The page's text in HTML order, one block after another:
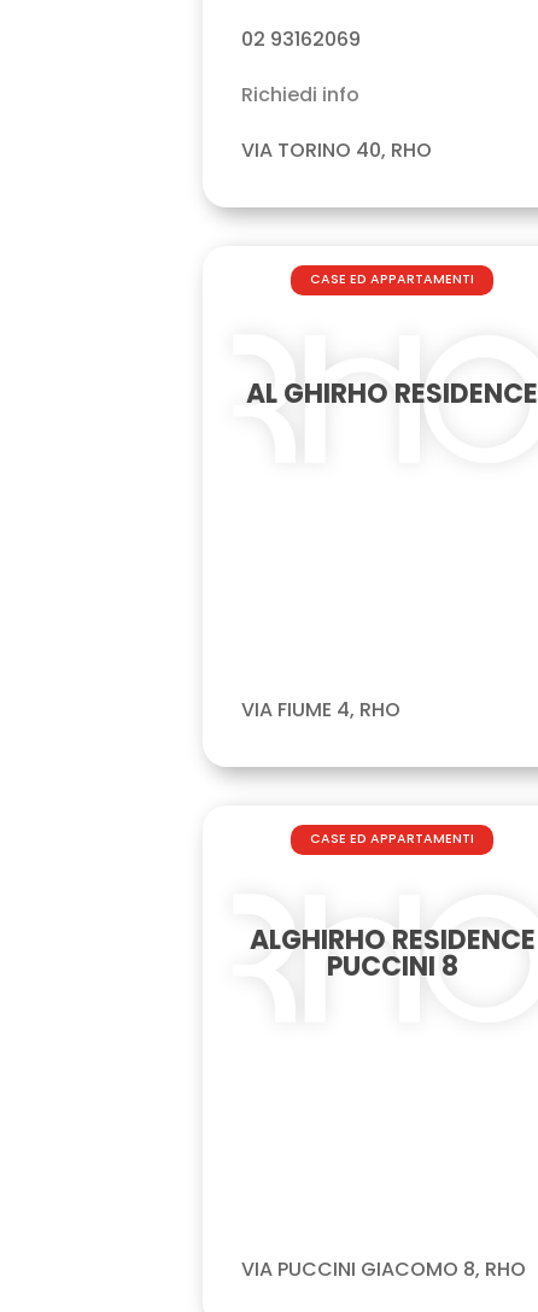
02 93162069
Richiedi info
VIA TORINO 40, RHO
CASE ED APPARTAMENTI
AL GHIRHO RESIDENCE
VIA FIUME 4, RHO
CASE ED APPARTAMENTI
ALGHIRHO RESIDENCE
PUCCINI 8
VIA PUCCINI GIACOMO 8, RHO